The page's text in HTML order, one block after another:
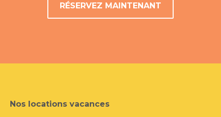
RÉSERVEZ MAINTENANT
Nos locations vacances